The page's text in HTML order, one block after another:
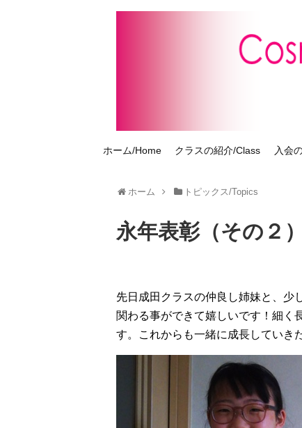
ホーム/Home クラスの紹介/Class 入会
ホーム トピックス/Topics
永年表彰（その２
先日成田クラスの仲良し姉妹と、少
関わる事ができて嬉しいです！細く
す。これからも一緒に成長していき